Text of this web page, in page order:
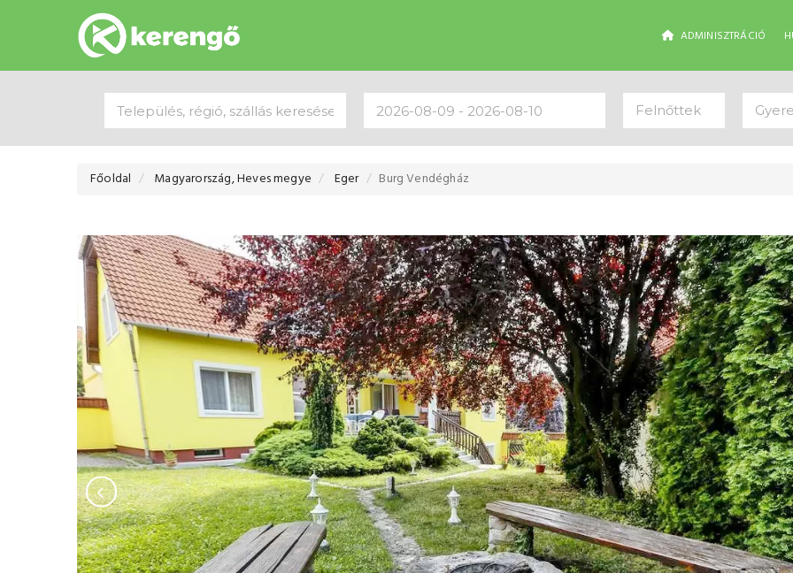
ADMINISZTRÁCIÓ
Felnőttek
Főoldal Magyarország, Heves megye Eger Burg Vendégház